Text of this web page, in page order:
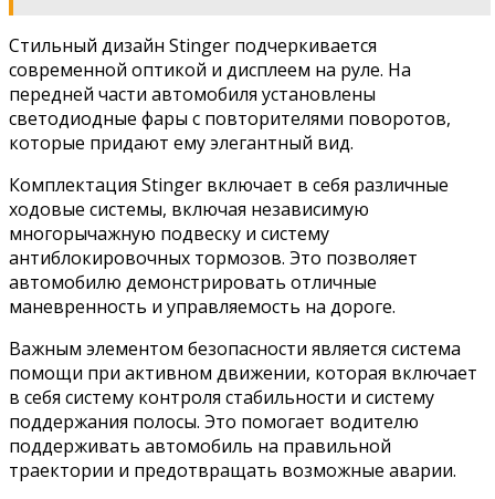
Стильный дизайн Stinger подчеркивается
современной оптикой и дисплеем на руле. На
передней части автомобиля установлены
светодиодные фары с повторителями поворотов,
которые придают ему элегантный вид.
Комплектация Stinger включает в себя различные
ходовые системы, включая независимую
многорычажную подвеску и систему
антиблокировочных тормозов. Это позволяет
автомобилю демонстрировать отличные
маневренность и управляемость на дороге.
Важным элементом безопасности является система
помощи при активном движении, которая включает
в себя систему контроля стабильности и систему
поддержания полосы. Это помогает водителю
поддерживать автомобиль на правильной
траектории и предотвращать возможные аварии.